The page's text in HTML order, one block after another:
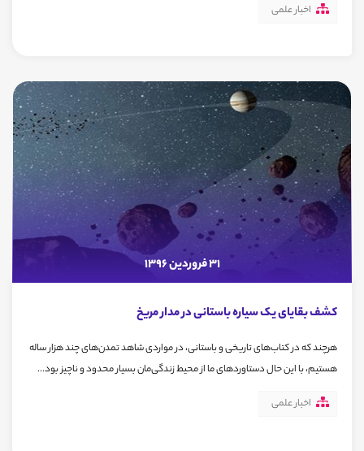
اخبار علمی
31 فروردین 1396
کشف بقایای یک سیاره باستانی در مدار مریخ
هرچند که در کتاب‌های تاریخی و باستانی، در مواردی شاهد تمدن‌های چند هزار ساله
هستیم، با این حال دستاوردهای ما از محیط زندگی‌مان بسیار محدود و ناچیز بود...
اخبار علمی